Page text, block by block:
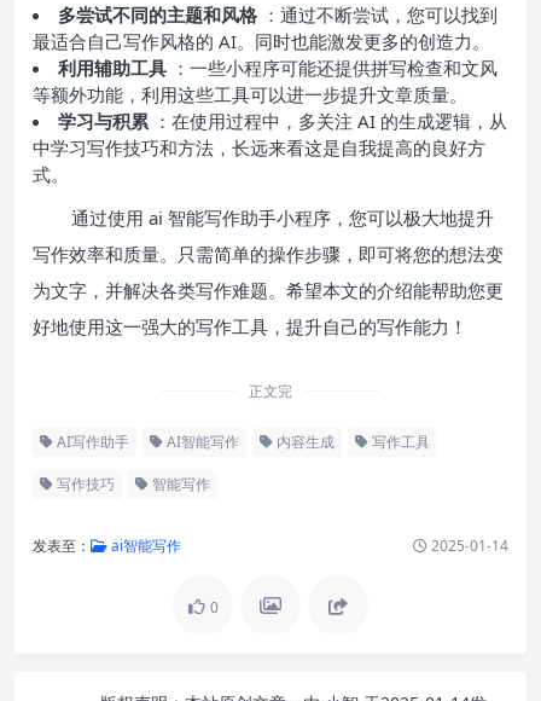
多尝试不同的主题和风格 ：通过不断尝试，您可以找到
最适合自己写作风格的 AI。同时也能激发更多的创造力。
利用辅助工具 ：一些小程序可能还提供拼写检查和文风
等额外功能，利用这些工具可以进一步提升文章质量。
学习与积累 ：在使用过程中，多关注 AI 的生成逻辑，从
中学习写作技巧和方法，长远来看这是自我提高的良好方
式。
通过使用 ai 智能写作助手小程序，您可以极大地提升
写作效率和质量。只需简单的操作步骤，即可将您的想法变
为文字，并解决各类写作难题。希望本文的介绍能帮助您更
好地使用这一强大的写作工具，提升自己的写作能力！
正文完
AI写作助手 AI智能写作 内容生成 写作工具
写作技巧 智能写作
发表至： ai智能写作 2025-01-14
0